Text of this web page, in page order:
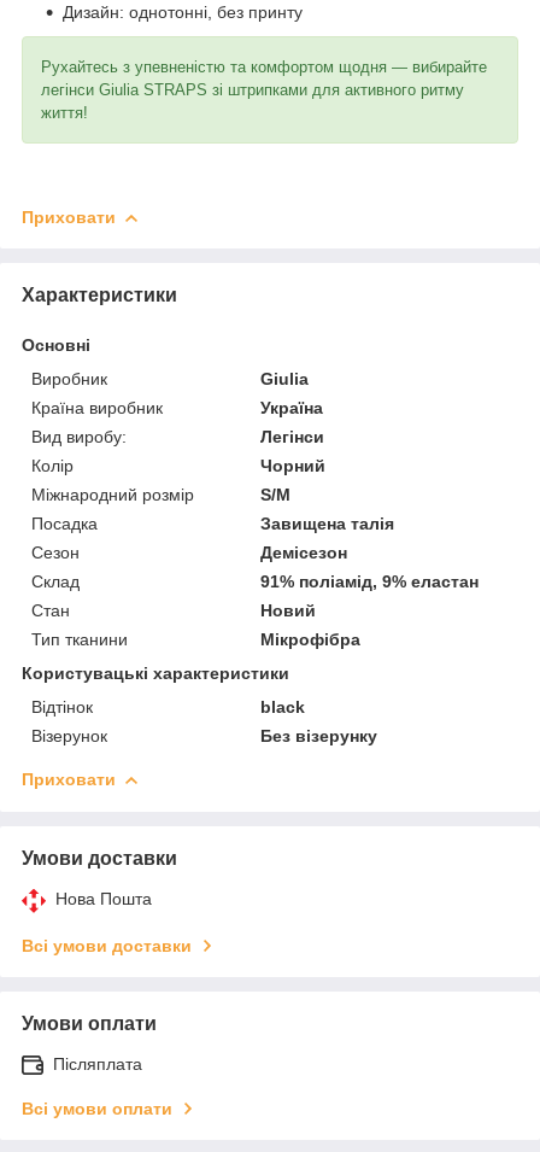
Дизайн: однотонні, без принту
Рухайтесь з упевненістю та комфортом щодня — вибирайте
легінси Giulia STRAPS зі штрипками для активного ритму
життя!
Приховати
Характеристики
Основні
Виробник
Giulia
Країна виробник
Україна
Вид виробу:
Легінси
Колір
Чорний
Міжнародний розмір
S/M
Посадка
Завищена талія
Сезон
Демісезон
Склад
91% поліамід, 9% еластан
Стан
Новий
Тип тканини
Мікрофібра
Користувацькі характеристики
Відтінок
black
Візерунок
Без візерунку
Приховати
Умови доставки
Нова Пошта
Всі умови доставки
Умови оплати
Післяплата
Всі умови оплати